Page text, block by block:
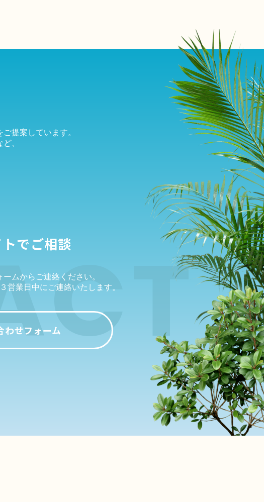
提案しています。
、
でご相談
ームからご連絡ください。
営業日中に ご連絡いたします。
わせフォーム